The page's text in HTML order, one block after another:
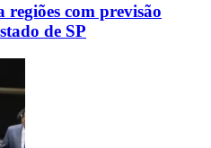
com previsão
de SP